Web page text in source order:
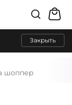
Закрыть
шоппер